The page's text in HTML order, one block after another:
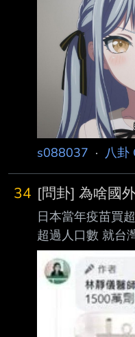
道幾十億了 建議
去 會輸 好不容
s088037 · 八卦
34 [問卦] 為啥國
日本當年疫苗買
超過人口數 就台
捨跟民間買來捐
一口氣把全國人
說買不到不要買
2021上半年只
疫情炸開大家防